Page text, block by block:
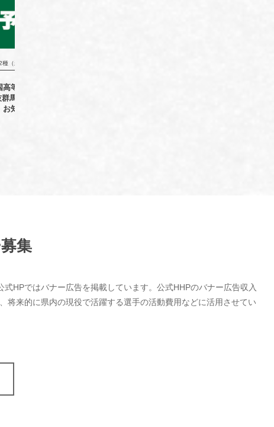
種（新着情報）
高等学校総合体育大会
馬県予選 会場変更の
お知らせ
集
式HPではバナー広告を掲載しています。公式HHPのバナー広告収入
将来的に県内の現役で活躍する選手の活動費用などに活用させてい